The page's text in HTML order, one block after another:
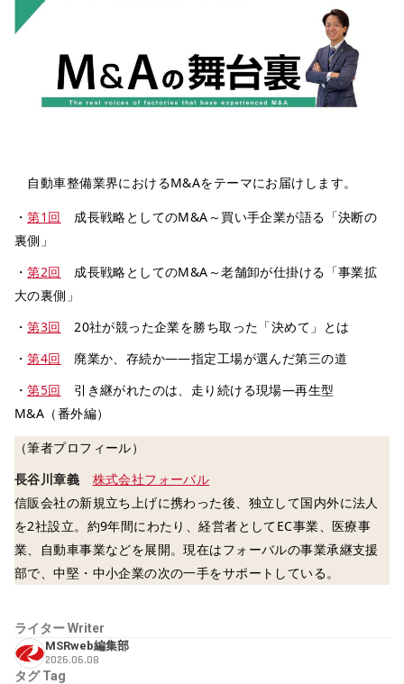
自動車整備業界におけるM&Aをテーマにお届けします。
・第1回 成長戦略としてのM&A～買い手企業が語る「決断の
裏側」
・第2回 成長戦略としてのM&A～老舗卸が仕掛ける「事業拡
大の裏側」
・第3回 20社が競った企業を勝ち取った「決めて」とは
・第4回 廃業か、存続か――指定工場が選んだ第三の道
・第5回 引き継がれたのは、走り続ける現場―再生型
M&A（番外編）
（筆者プロフィール）
長谷川章義
株式会社フォーバル
信販会社の新規立ち上げに携わった後、独立して国内外に法人
を2社設立。約9年間にわたり、経営者としてEC事業、医療事
業、自動車事業などを展開。現在はフォーバルの事業承継支援
部で、中堅・中小企業の次の一手をサポートしている。
ライターWriter
MSRweb編集部
2026.06.08
タグTag